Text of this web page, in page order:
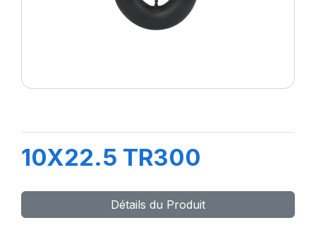
10X22.5 TR300
Détails du Produit